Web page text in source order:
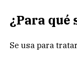
¿Para
Se usa para